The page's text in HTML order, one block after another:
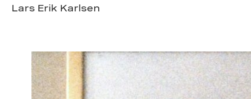
Lars Erik Karlsen